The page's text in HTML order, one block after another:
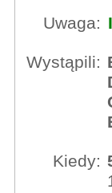
Uwaga:
Wystąpili:
Kiedy: